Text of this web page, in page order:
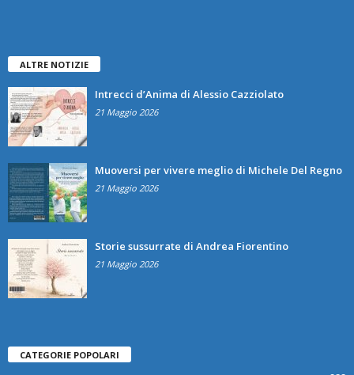
ALTRE NOTIZIE
Intrecci d’Anima di Alessio Cazziolato
21 Maggio 2026
Muoversi per vivere meglio di Michele Del Regno
21 Maggio 2026
Storie sussurrate di Andrea Fiorentino
21 Maggio 2026
CATEGORIE POPOLARI